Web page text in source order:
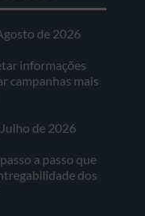
de 2026
informações
campanhas mais
de 2026
a passo que
dos